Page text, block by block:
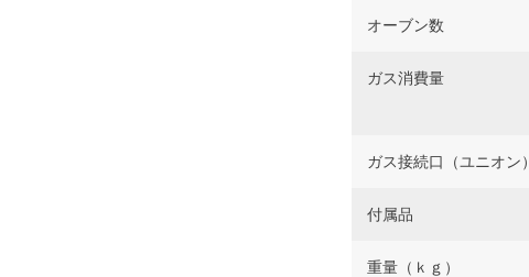
オーブン数
ガス消費量
ガス接続口（ユニオン）
付属品
重量（ｋｇ）